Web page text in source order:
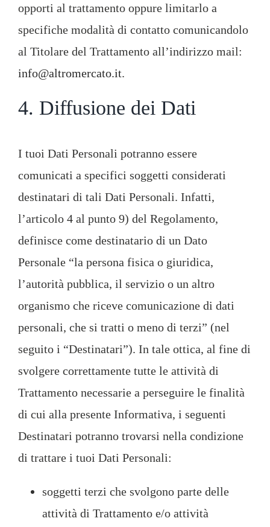
opporti al trattamento oppure limitarlo a
specifiche modalità di contatto comunicandolo
al Titolare del Trattamento all’indirizzo mail:
info@altromercato.it.
4. Diffusione dei Dati
I tuoi Dati Personali potranno essere
comunicati a specifici soggetti considerati
destinatari di tali Dati Personali. Infatti,
l’articolo 4 al punto 9) del Regolamento,
definisce come destinatario di un Dato
Personale “la persona fisica o giuridica,
l’autorità pubblica, il servizio o un altro
organismo che riceve comunicazione di dati
personali, che si tratti o meno di terzi” (nel
seguito i “Destinatari”). In tale ottica, al fine di
svolgere correttamente tutte le attività di
Trattamento necessarie a perseguire le finalità
di cui alla presente Informativa, i seguenti
Destinatari potranno trovarsi nella condizione
di trattare i tuoi Dati Personali:
soggetti terzi che svolgono parte delle
attività di Trattamento e/o attività